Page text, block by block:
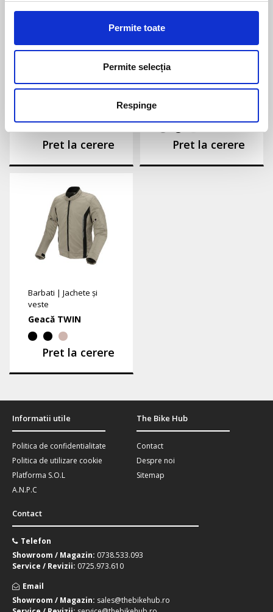
Permite toate
Permite selecția
Respinge
COOLWARM
Pret la cerere Pret la cerere
Barbati | Jachete și
veste
Geacă TWIN
Pret la cerere
Informatii utile
Politica de confidentialitate
Politica de utilizare cookie
Platforma S.O.L
A.N.P.C
The Bike Hub
Contact
Despre noi
Sitemap
Contact
Telefon
Showroom / Magazin: 0738.533.093
Service / Revizii: 0725.973.610
Email
Showroom / Magazin: sales@thebikehub.ro